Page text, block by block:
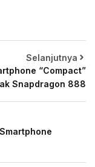
Selanjutnya
“Compact”
Snapdragon 888